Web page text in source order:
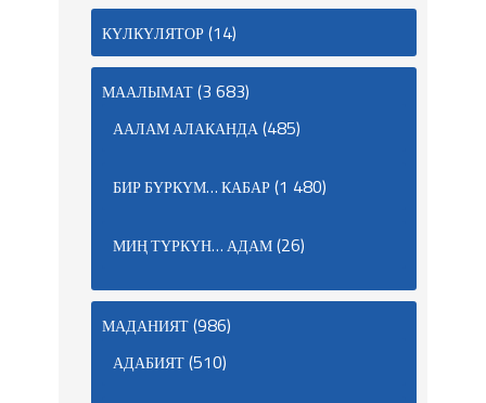
КҮЛКҮЛЯТОР(14)
МААЛЫМАТ(3 683)
ААЛАМ АЛАКАНДА(485)
БИР БҮРКҮМ… КАБАР(1 480)
МИҢ ТҮРКҮН… АДАМ(26)
МАДАНИЯТ(986)
АДАБИЯТ(510)